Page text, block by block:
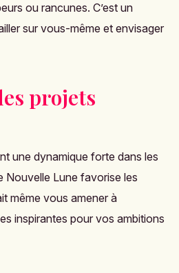
ou rancunes. C’est un
sur vous-même et envisager
projets
une dynamique forte dans les
Nouvelle Lune favorise les
même vous amener à
inspirantes pour vos ambitions